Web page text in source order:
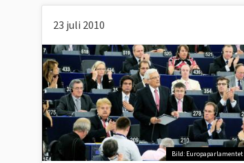
23 juli 2010
Bild: Europaparlamentet